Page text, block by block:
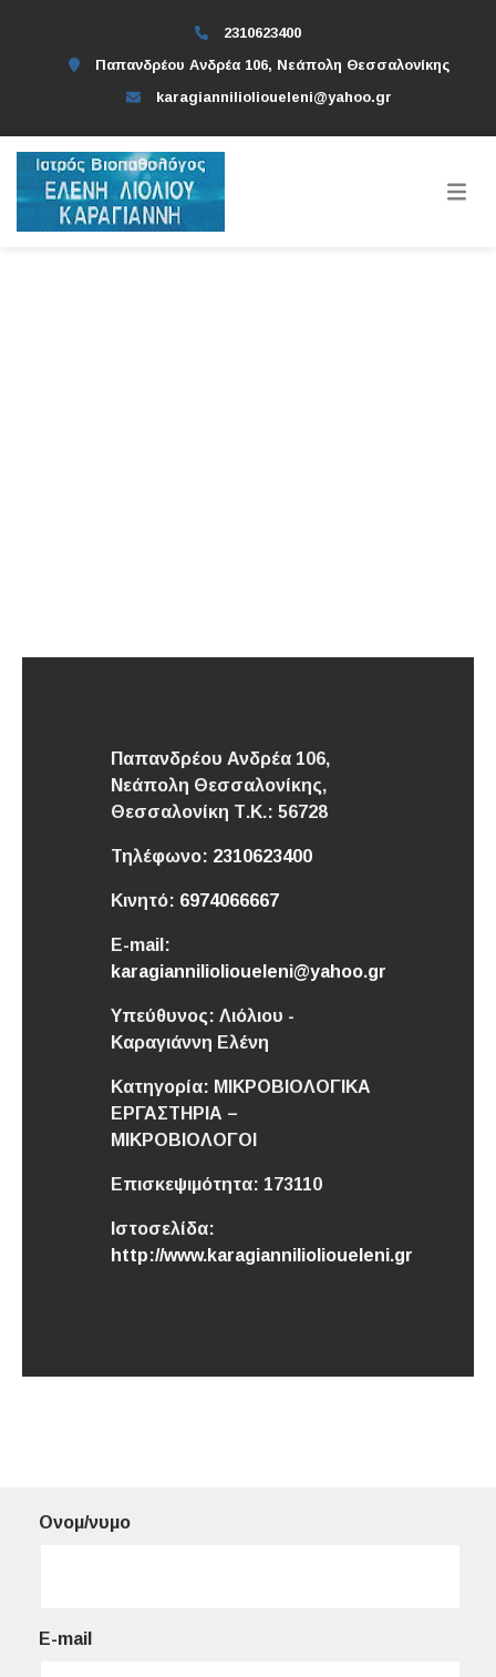
2310623400
Παπανδρέου Ανδρέα 106, Νεάπολη Θεσσαλονίκης
karagianniliolioueleni@yahoo.gr
Παπανδρέου Ανδρέα 106,
Νεάπολη Θεσσαλονίκης,
Θεσσαλονίκη Τ.Κ.: 56728
Τηλέφωνο: 2310623400
Κινητό: 6974066667
E-mail:
karagianniliolioueleni@yahoo.gr
Υπεύθυνος: Λιόλιου -
Καραγιάννη Ελένη
Κατηγορία: ΜΙΚΡΟΒΙΟΛΟΓΙΚΑ
ΕΡΓΑΣΤΗΡΙΑ –
ΜΙΚΡΟΒΙΟΛΟΓΟΙ
Επισκεψιμότητα: 173110
Ιστοσελίδα:
http://www.karagianniliolioueleni.gr
Ονομ/νυμο
E-mail